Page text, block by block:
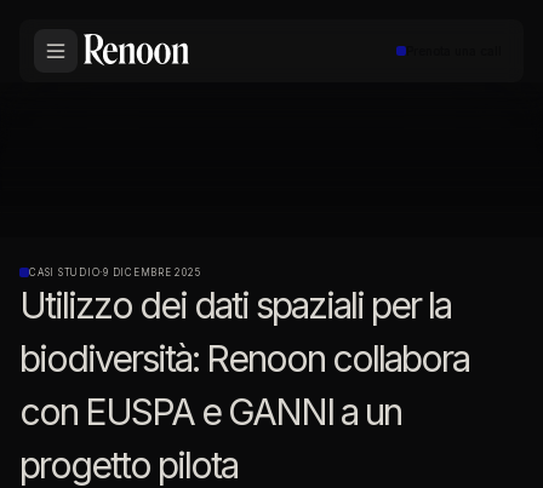
CASI STUDIO·9 DICEMBRE 2025
Utilizzo dei dati spaziali per la
biodiversità: Renoon collabora
con EUSPA e GANNI a un
progetto pilota